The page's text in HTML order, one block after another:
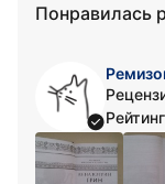
Понравилась
Рейтинг